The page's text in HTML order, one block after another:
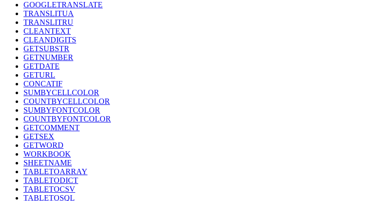
GOOGLETRANSLATE
TRANSLITUA
TRANSLITRU
CLEANTEXT
CLEANDIGITS
GETSUBSTR
GETNUMBER
GETDATE
GETURL
CONCATIF
SUMBYCELLCOLOR
COUNTBYCELLCOLOR
SUMBYFONTCOLOR
COUNTBYFONTCOLOR
GETCOMMENT
GETSEX
GETWORD
WORKBOOK
SHEETNAME
TABLETOARRAY
TABLETODICT
TABLETOCSV
TABLETOSQL